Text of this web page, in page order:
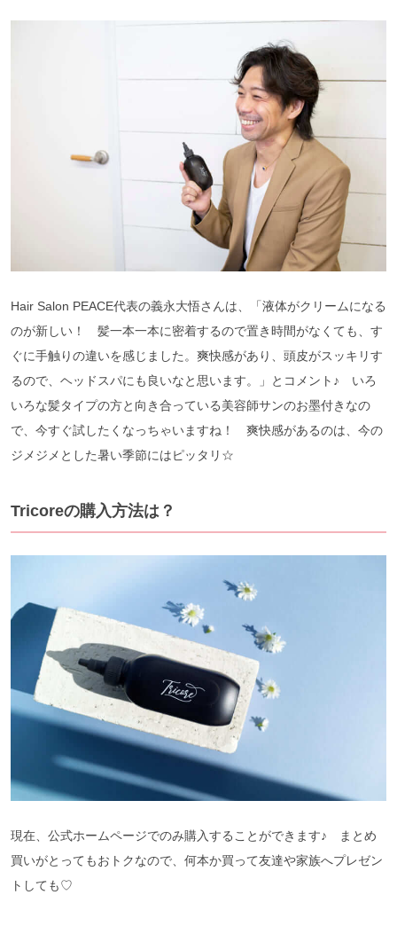
Hair Salon PEACE代表の義永大悟さんは、「液体がクリームになる
のが新しい！ 髪一本一本に密着するので置き時間がなくても、す
ぐに手触りの違いを感じました。爽快感があり、頭皮がスッキリす
るので、ヘッドスパにも良いなと思います。」とコメント♪ いろ
いろな髪タイプの方と向き合っている美容師サンのお墨付きなの
で、今すぐ試したくなっちゃいますね！ 爽快感があるのは、今の
ジメジメとした暑い季節にはピッタリ☆
Tricoreの購入方法は？
現在、公式ホームページでのみ購入することができます♪ まとめ
買いがとってもおトクなので、何本か買って友達や家族へプレゼン
トしても♡